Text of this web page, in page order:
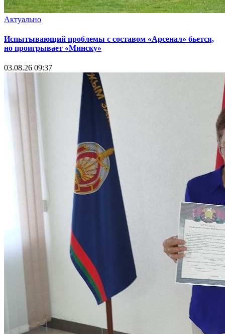
Актуально
Испытывающий проблемы с составом «Арсенал» бьется,
но проигрывает «Минску»
03.08.26 09:37